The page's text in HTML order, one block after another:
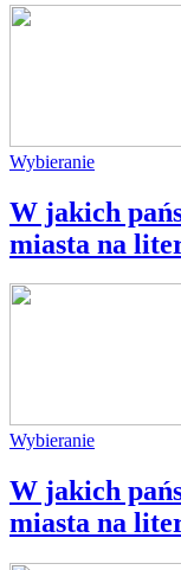
Wybieranie
W jakich
miasta na
Wybieranie
W jakich
miasta na